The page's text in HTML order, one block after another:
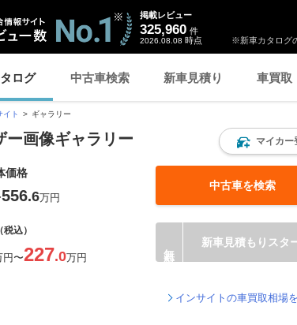
※新車カタログ
掲載レビュー
325,960 件
2026.08.08 時点
ログ 中古車検索 新車見積り 車買取
イト ギャラリー
ー画像ギャラリー マイカー
価格
556.6万円
中古車を検索
（税込）
円〜227.0万円
新車見積もりスタ
インサイトの車買取相場